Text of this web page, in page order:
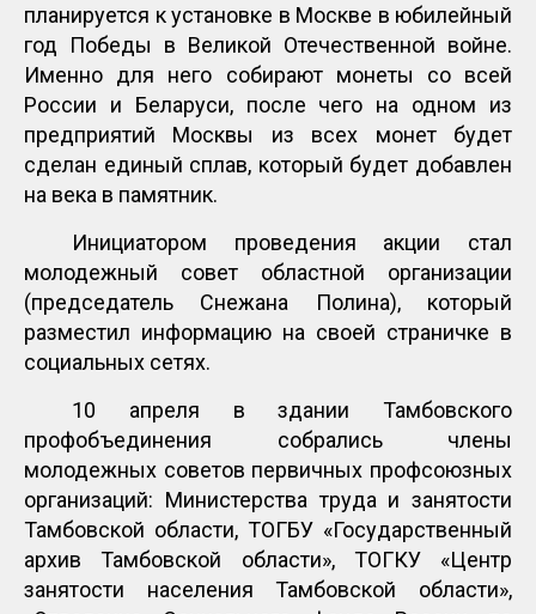
планируется к установке в Москве в юбилейный
год Победы в Великой Отечественной войне.
Именно для него собирают монеты со всей
России и Беларуси, после чего на одном из
предприятий Москвы из всех монет будет
сделан единый сплав, который будет добавлен
на века в памятник.
Инициатором проведения акции стал
молодежный совет областной организации
(председатель Снежана Полина), который
разместил информацию на своей страничке в
социальных сетях.
10 апреля в здании Тамбовского
профобъединения собрались члены
молодежных советов первичных профсоюзных
организаций: Министерства труда и занятости
Тамбовской области, ТОГБУ «Государственный
архив Тамбовской области», ТОГКУ «Центр
занятости населения Тамбовской области»,